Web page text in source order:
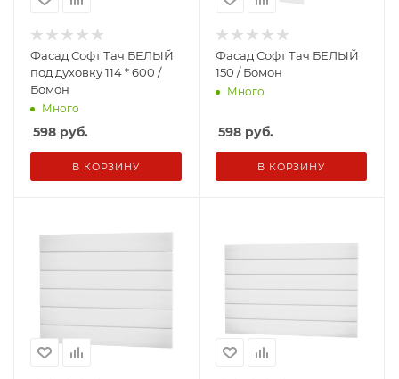
Фасад Софт Тач БЕЛЫЙ
под духовку 114 * 600 /
Бомон
Много
598 руб.
В КОРЗИНУ
Фасад Софт Тач БЕЛЫЙ
150 / Бомон
Много
598 руб.
В КОРЗИНУ